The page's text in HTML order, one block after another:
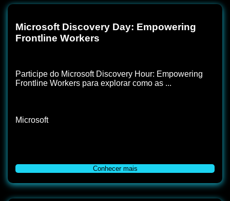
Microsoft Discovery Day: Empowering
Frontline Workers
Participe do Microsoft Discovery Hour: Empowering
Frontline Workers para explorar como as ...
Microsoft
Conhecer mais